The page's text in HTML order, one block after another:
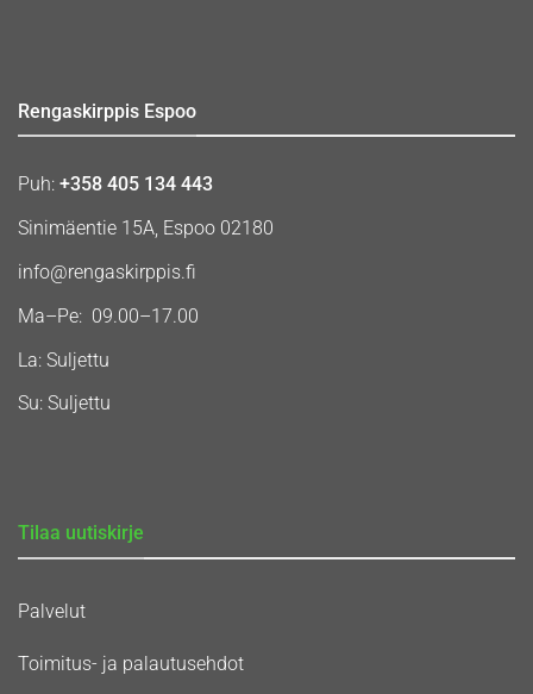
Rengaskirppis Espoo
Puh: +358 405 134 443
Sinimäentie 15A, Espoo 02180
info@rengaskirppis.fi
Ma–Pe: 09.00–17.00
La: Suljettu
Su: Suljettu
Tilaa uutiskirje
Palvelut
Toimitus- ja palautusehdot